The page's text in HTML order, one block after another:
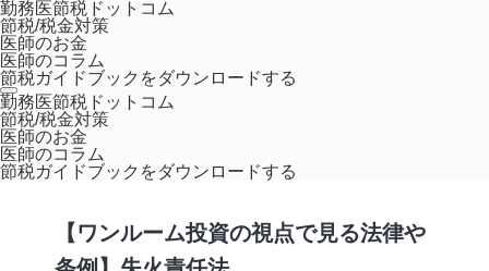
勤務医節税ドットコム
節税/税金対策
医師のお金
医師のコラム
節税ガイドブックをダウンロードする
勤務医節税ドットコム
節税/税金対策
医師のお金
医師のコラム
節税ガイドブックをダウンロードする
ホーム コラム
【ワンルーム投資の視点で見る法律や条例】失火責任
法
不動産投資入門
【ワンルーム投資の視点で見る法律や